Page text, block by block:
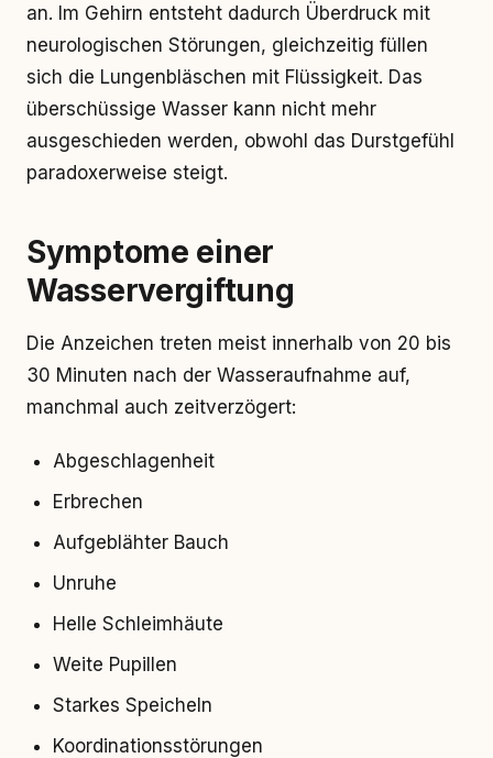
an. Im Gehirn entsteht dadurch Überdruck mit
neurologischen Störungen, gleichzeitig füllen
sich die Lungenbläschen mit Flüssigkeit. Das
überschüssige Wasser kann nicht mehr
ausgeschieden werden, obwohl das Durstgefühl
paradoxerweise steigt.
Symptome einer
Wasservergiftung
Die Anzeichen treten meist innerhalb von 20 bis
30 Minuten nach der Wasseraufnahme auf,
manchmal auch zeitverzögert:
Abgeschlagenheit
Erbrechen
Aufgeblähter Bauch
Unruhe
Helle Schleimhäute
Weite Pupillen
Starkes Speicheln
Koordinationsstörungen